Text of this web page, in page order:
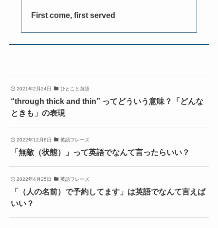
First come, first served
2021年2月24日 ひとこと英語
“through thick and thin” ってどういう意味？「どんな
ときも」の表現
2022年12月8日 英語フレーズ
「無敵（状態）」って英語でなんて言ったらいい？
2022年4月25日 英語フレーズ
「（人の名前）で予約してます」は英語でなんて言えば
いい？